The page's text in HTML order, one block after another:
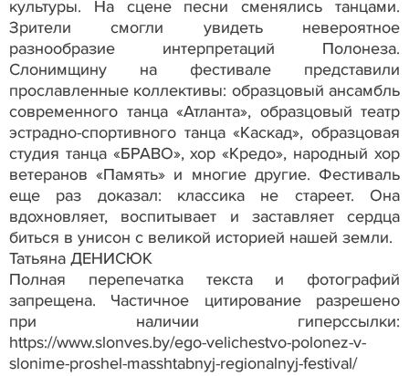
культуры. На сцене песни сменялись танцами.
Зрители смогли увидеть невероятное
разнообразие интерпретаций Полонеза.
Слонимщину на фестивале представили
прославленные коллективы: образцовый ансамбль
современного танца «Атланта», образцовый театр
эстрадно-спортивного танца «Каскад», образцовая
студия танца «БРАВО», хор «Кредо», народный хор
ветеранов «Память» и многие другие. Фестиваль
еще раз доказал: классика не стареет. Она
вдохновляет, воспитывает и заставляет сердца
биться в унисон с великой историей нашей земли.
Татьяна ДЕНИСЮК
Полная перепечатка текста и фотографий
запрещена. Частичное цитирование разрешено
при наличии гиперссылки:
https://www.slonves.by/ego-velichestvo-polonez-v-
slonime-proshel-masshtabnyj-regionalnyj-festival/